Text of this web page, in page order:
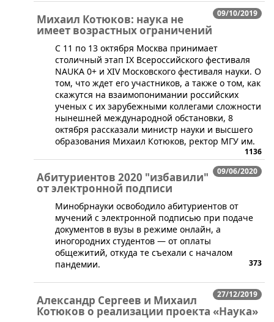
09/10/2019
Михаил Котюков: наука не
имеет возрастных ограничений
С 11 по 13 октября Москва принимает
столичный этап IХ Всероссийского фестиваля
NAUKA 0+ и XIV Московского фестиваля науки. О
том, что ждет его участников, а также о том, как
скажутся на взаимопонимании российских
ученых с их зарубежными коллегами сложности
нынешней международной обстановки, 8
октября рассказали министр науки и высшего
образования Михаил Котюков, ректор МГУ им.
1136
09/06/2020
Абитуриентов 2020 "избавили"
от электронной подписи
​Минобрнауки освободило абитуриентов от
мучений с электронной подписью при подаче
документов в вузы в режиме онлайн, а
иногородних студентов — от оплаты
общежитий, откуда те съехали с началом
пандемии.
373
27/12/2019
Александр Сергеев и Михаил
Котюков о реализации проекта «Наука»